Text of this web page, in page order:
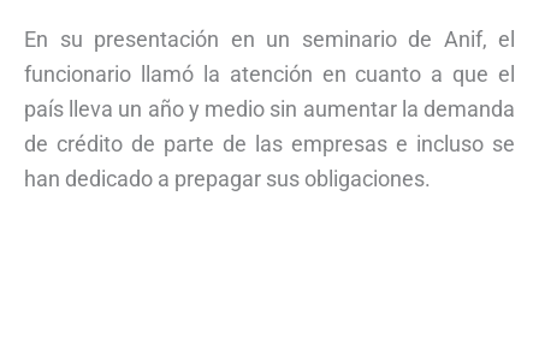
En su presentación en un seminario de Anif, el
funcionario llamó la atención en cuanto a que el
país lleva un año y medio sin aumentar la demanda
de crédito de parte de las empresas e incluso se
han dedicado a prepagar sus obligaciones.